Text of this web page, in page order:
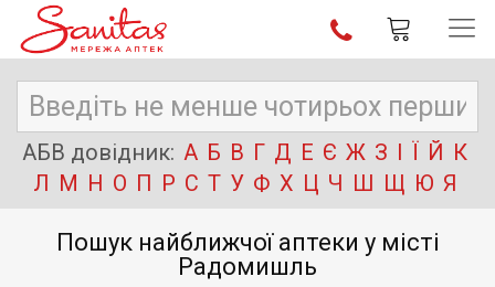
АБВ довідник: А Б В Г Д Е Є Ж З І Ї Й К
Л М Н О П Р С Т У Ф Х Ц Ч Ш Щ Ю Я
Пошук найближчої аптеки у місті
Радомишль